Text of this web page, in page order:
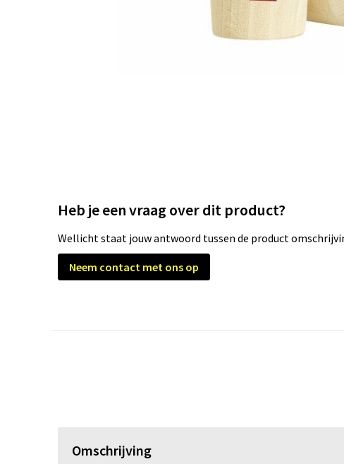
Heb je een vraag over dit product?
Wellicht staat jouw antwoord tussen de product
Neem contact met ons op
Omschrijving